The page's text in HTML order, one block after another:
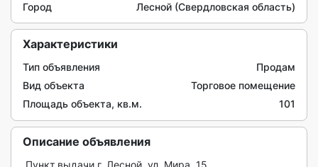
Город Лесной (Свердловская область)
Характеристики
Тип объявления
Продам
Вид объекта
Торговое помещение
Площадь объекта, кв.м.
101
Описание объявления